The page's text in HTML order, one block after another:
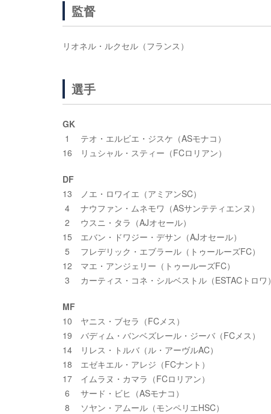
監督
リオネル・ルクセル（フランス）
選手
GK
1 テオ・エルビエ・ジスケ（ASモナコ）
16 リュシャル・スティー（FCロリアン）
DF
13 ノエ・ロワイエ（アミアンSC）
4 ナウファン・ムネモワ（ASサンテティエンヌ）
2 ウスニ・タラ（AJオセール）
15 エバン・ドワジー・デサン（AJオセール）
5 フレデリック・エブラール（トゥールーズFC）
12 マエ・アンジェリー（トゥールーズFC）
3 カーティス・コネ・シルベストル（ESTACトロワ）
MF
10 ヤニス・ブセラ（FCメス）
19 バディム・バンベズレール・ジーバ（FCメス）
14 リレス・トルバ（ル・アーヴルAC）
18 エゼキエル・アレジ（FCナント）
17 イムラヌ・カマラ（FCロリアン）
6 サード・ビヒ（ASモナコ）
8 ソヤン・アムール（モンペリエHSC）